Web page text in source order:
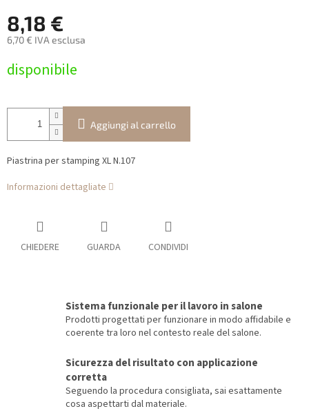
8,18 €
6,70 € IVA esclusa
della
disponibile
Aggiungi al carrello
Piastrina per stamping XL N.107
Informazioni dettagliate
CHIEDERE GUARDA CONDIVIDI
Sistema funzionale per il lavoro in salone
Prodotti progettati per funzionare in modo affidabile e
coerente tra loro nel contesto reale del salone.
Sicurezza del risultato con applicazione
corretta
Seguendo la procedura consigliata, sai esattamente
cosa aspettarti dal materiale.